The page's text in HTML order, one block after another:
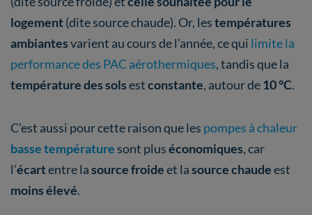
logement(dite source chaude). Or, lestempératures
ambiantesvarient au cours de l’année, ce qui limite la
performance des PAC aérothermiques, tandis que la
température des solsestconstante, autour de10 °C.
C’est aussi pour cette raison que les pompes à chaleur
basse température sont pluséconomiques, car
l’écartentre lasource froideet lasource chaudeest
moins élevé.